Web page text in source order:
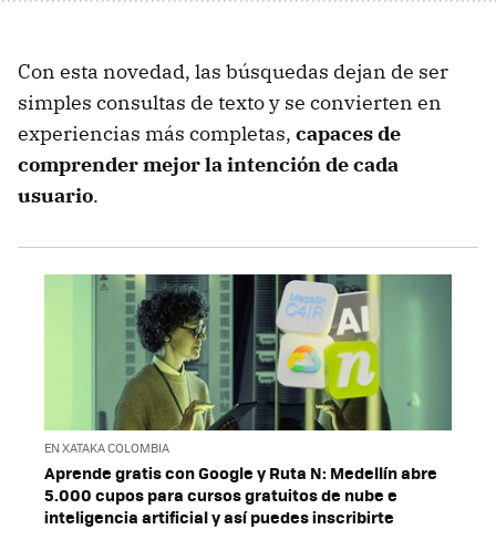
Con esta novedad, las búsquedas dejan de ser
simples consultas de texto y se convierten en
experiencias más completas, capaces de
comprender mejor la intención de cada
usuario.
EN XATAKA COLOMBIA
Aprende gratis con Google y Ruta N: Medellín abre
5.000 cupos para cursos gratuitos de nube e
inteligencia artificial y así puedes inscribirte